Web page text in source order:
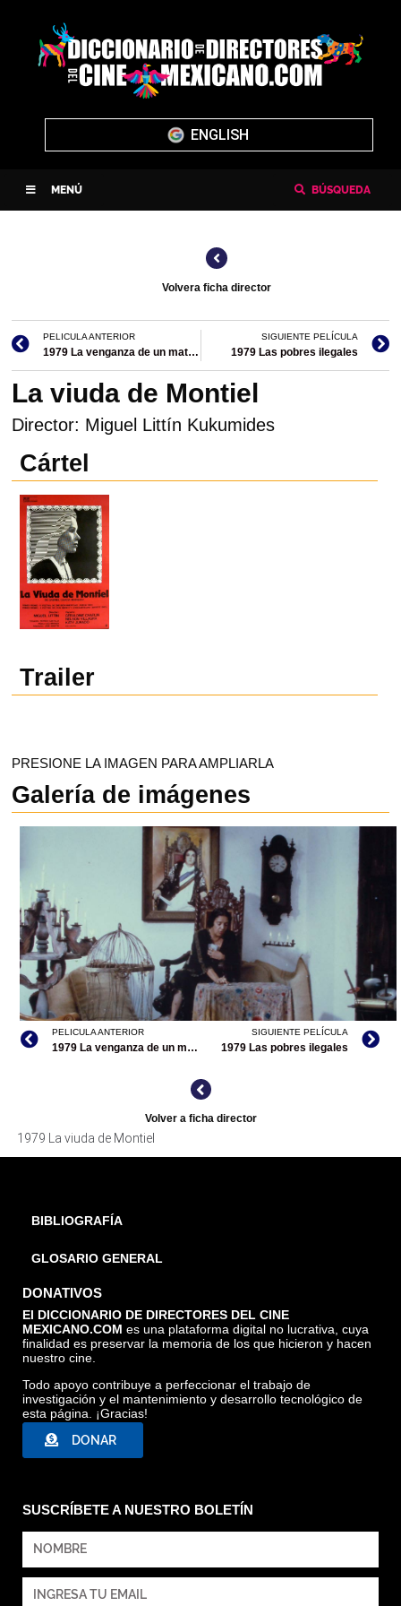
ENGLISH
MENÚ BÚSQUEDA
Volvera ficha director
PELICULA ANTERIOR
1979 La venganza de un matón
SIGUIENTE PELÍCULA
1979 Las pobres ilegales
La viuda de Montiel
Director: Miguel Littín Kukumides
Cártel
Trailer
PRESIONE LA IMAGEN PARA AMPLIARLA
Galería de imágenes
LA VIUDA DE MONTIEL, ARCHIVO CINETECA NACIONAL
PELICULA ANTERIOR
1979 La venganza de un matón
SIGUIENTE PELÍCULA
1979 Las pobres ilegales
Volver a ficha director
1979 La viuda de Montiel
BIBLIOGRAFÍA
GLOSARIO GENERAL
DONATIVOS
El DICCIONARIO DE DIRECTORES DEL CINE
MEXICANO.COM es una plataforma digital no lucrativa, cuya
finalidad es preservar la memoria de los que hicieron y hacen
nuestro cine.
Todo apoyo contribuye a perfeccionar el trabajo de
investigación y el mantenimiento y desarrollo tecnológico de
esta página. ¡Gracias!
DONAR
SUSCRÍBETE A NUESTRO BOLETÍN